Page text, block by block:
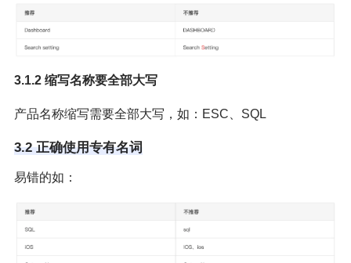
3.1.2 缩写名称要全部大写
产品名称缩写需要全部大写，如：ESC、SQL
3.2 正确使用专有名词
易错的如：